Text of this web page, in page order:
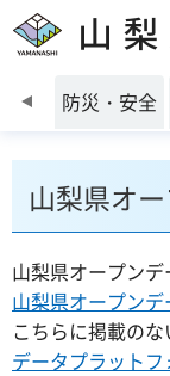
山梨県
前のスライド
防災・安全
山梨県オ
山梨県オープンデ
山梨県オープンデ
こちらに掲載のな
データプラットフ